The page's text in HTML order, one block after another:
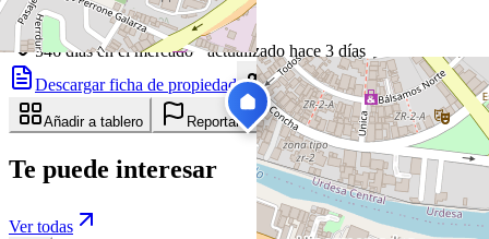
6 de febrero de 2025
546días en el mercado· actualizado hace 3 días
Descargar ficha de propiedad
Compartir
Añadir a tablero Reportar anuncio
Te puede interesar
Ver todas